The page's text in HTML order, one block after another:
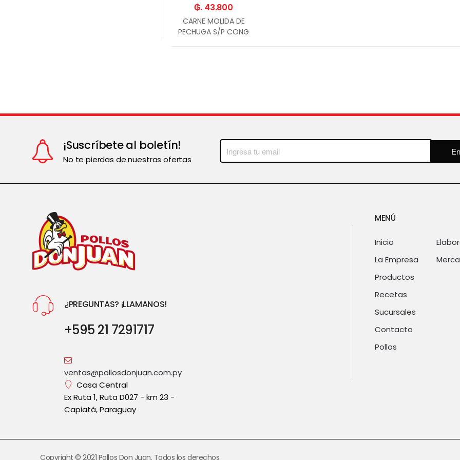
₲. 43.800
CARNE MOLIDA DE
PECHUGA S/P CONG
¡Suscríbete al boletín!
No te pierdas de nuestras ofertas
¿PREGUNTAS? ¡LLAMANOS!
+595 21 7291717
ventas@pollosdonjuan.com.py
Casa Central
Ex Ruta 1, Ruta D027 - km 23 -
Capiatá, Paraguay
MENÚ
Inicio
La Empresa
Productos
Recetas
Sucursales
Contacto
Pollos
Copyright © 2021 Pollos Don Juan. Todos los derechos